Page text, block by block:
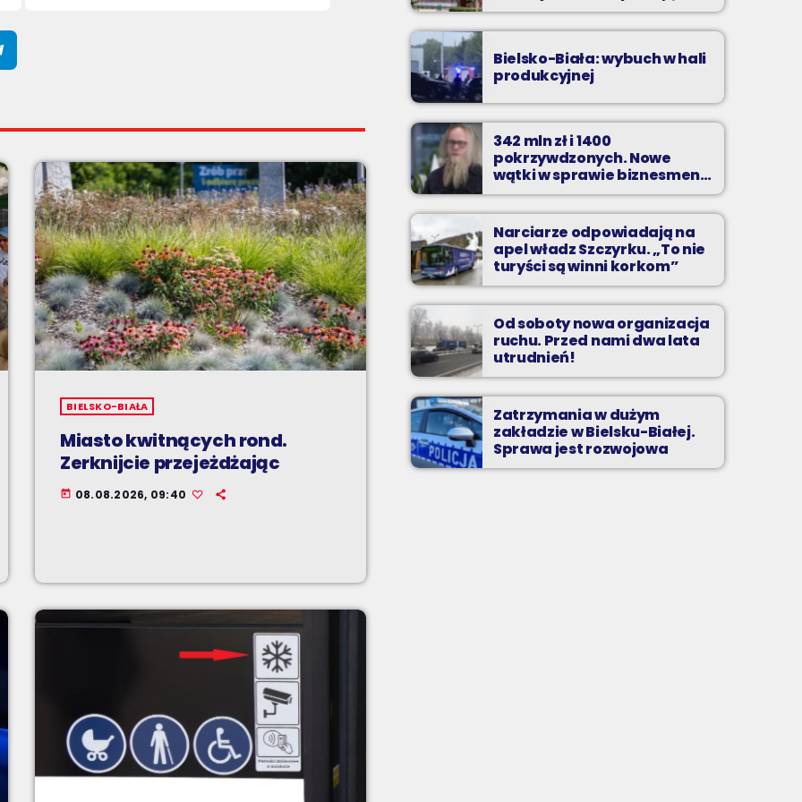
BIELSKO-BIAŁA
Miasto kwitnących rond.
Zerknijcie przejeżdżając
today 08.08.2026, 09:40
zarzuty
Bielsko-Biała: wybuch w hali
produkcyjnej
342 mln zł i 1400
pokrzywdzonych. Nowe
wątki w sprawie biznesmena
z Bielska-Białej
Narciarze odpowiadają na
apel władz Szczyrku. „To nie
turyści są winni korkom”
Od soboty nowa organizacja
ruchu. Przed nami dwa lata
utrudnień!
Zatrzymania w dużym
zakładzie w Bielsku-Białej.
Sprawa jest rozwojowa